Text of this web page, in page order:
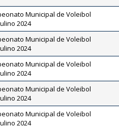
Municipal de Voleibol
2024
Municipal de Voleibol
2024
Municipal de Voleibol
2024
Municipal de Voleibol
2024
Municipal de Voleibol
2024